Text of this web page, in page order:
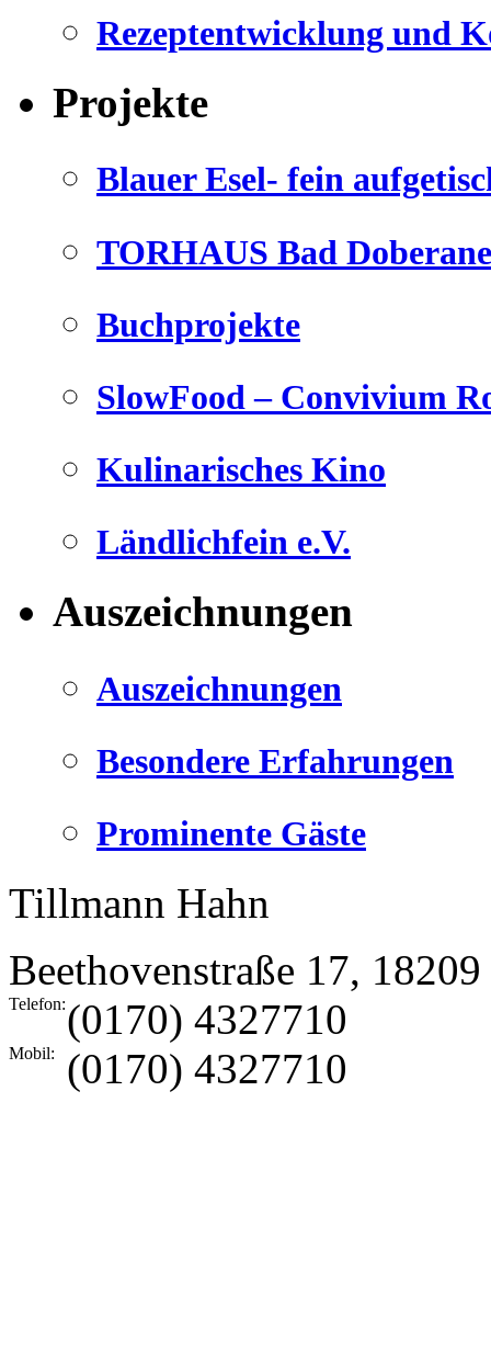
Rezeptentwicklung und
Projekte
Blauer Esel- fein
TORHAUS Bad
Buchprojekte
SlowFood – Convivium
Kulinarisches Kino
Ländlichfein e.V.
Auszeichnungen
Auszeichnungen
Besondere Erfahrungen
Prominente Gäste
Tillmann Hahn
Beethovenstraße 17, 18209
Telefon:(0170) 4327710
Mobil: (0170) 4327710